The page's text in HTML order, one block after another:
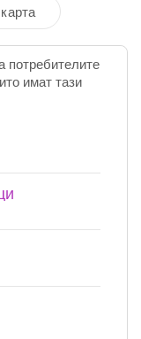
потребителите
имат тази